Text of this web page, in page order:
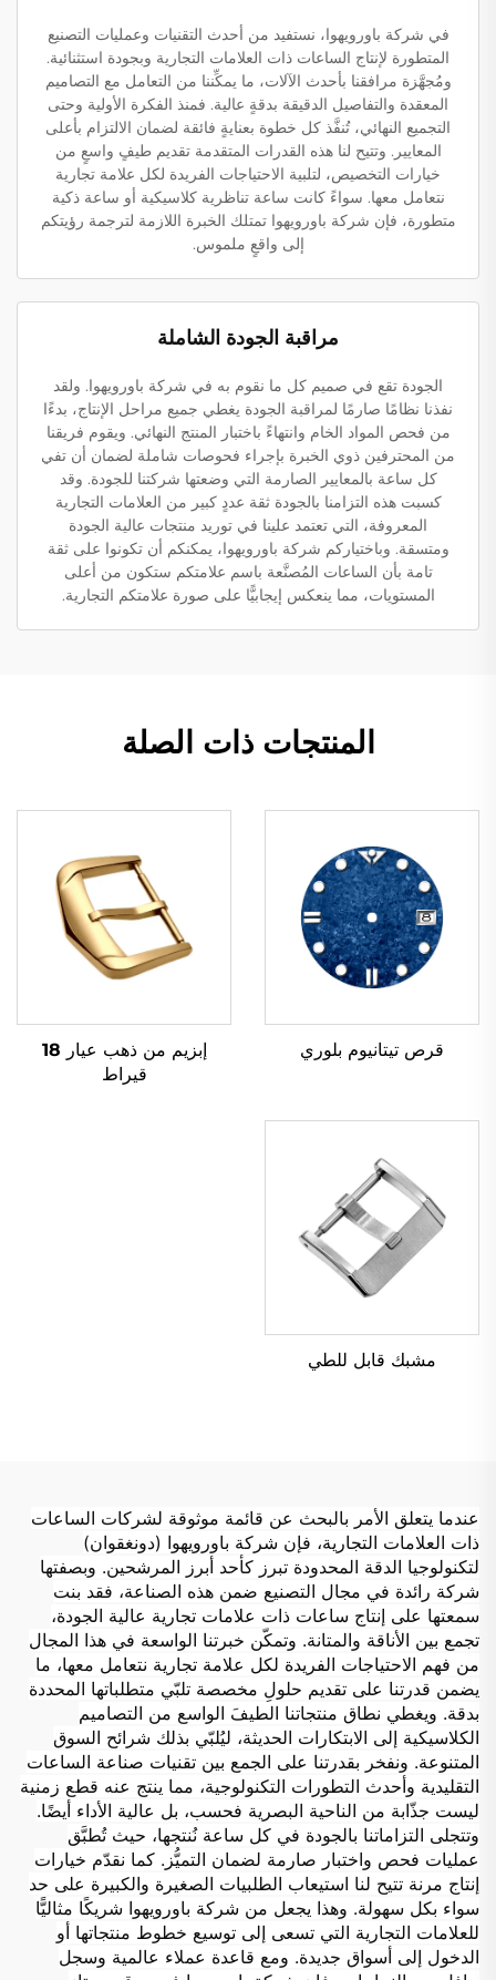
في شركة باورويهوا، نستفيد من أحدث التقنيات وعمليات التصنيع
المتطورة لإنتاج الساعات ذات العلامات التجارية وبجودة استثنائية.
ومُجهَّزة مرافقنا بأحدث الآلات، ما يمكِّننا من التعامل مع التصاميم
المعقدة والتفاصيل الدقيقة بدقةٍ عالية. فمنذ الفكرة الأولية وحتى
التجميع النهائي، تُنفَّذ كل خطوة بعنايةٍ فائقة لضمان الالتزام بأعلى
المعايير. وتتيح لنا هذه القدرات المتقدمة تقديم طيفٍ واسعٍ من
خيارات التخصيص، لتلبية الاحتياجات الفريدة لكل علامة تجارية
نتعامل معها. سواءً كانت ساعة تناظرية كلاسيكية أو ساعة ذكية
متطورة، فإن شركة باورويهوا تمتلك الخبرة اللازمة لترجمة رؤيتكم
إلى واقعٍ ملموس.
مراقبة الجودة الشاملة
الجودة تقع في صميم كل ما نقوم به في شركة باورويهوا. ولقد
نفذنا نظامًا صارمًا لمراقبة الجودة يغطي جميع مراحل الإنتاج، بدءًا
من فحص المواد الخام وانتهاءً باختبار المنتج النهائي. ويقوم فريقنا
من المحترفين ذوي الخبرة بإجراء فحوصات شاملة لضمان أن تفي
كل ساعة بالمعايير الصارمة التي وضعتها شركتنا للجودة. وقد
كسبت هذه التزامنا بالجودة ثقة عددٍ كبير من العلامات التجارية
المعروفة، التي تعتمد علينا في توريد منتجات عالية الجودة
ومتسقة. وباختياركم شركة باورويهوا، يمكنكم أن تكونوا على ثقة
تامة بأن الساعات المُصنَّعة باسم علامتكم ستكون من أعلى
المستويات، مما ينعكس إيجابيًّا على صورة علامتكم التجارية.
المنتجات ذات الصلة
قرص تيتانيوم بلوري
إبزيم من ذهب عيار 18
قيراط
مشبك قابل للطي
عندما يتعلق الأمر بالبحث عن قائمة موثوقة لشركات الساعات
ذات العلامات التجارية، فإن شركة باورويهوا (دونغقوان)
لتكنولوجيا الدقة المحدودة تبرز كأحد أبرز المرشحين. وبصفتها
شركة رائدة في مجال التصنيع ضمن هذه الصناعة، فقد بنت
سمعتها على إنتاج ساعات ذات علامات تجارية عالية الجودة،
تجمع بين الأناقة والمتانة. وتمكّن خبرتنا الواسعة في هذا المجال
من فهم الاحتياجات الفريدة لكل علامة تجارية نتعامل معها، ما
يضمن قدرتنا على تقديم حلولٍ مخصصة تلبّي متطلباتها المحددة
بدقة. ويغطي نطاق منتجاتنا الطيفَ الواسع من التصاميم
الكلاسيكية إلى الابتكارات الحديثة، ليُلبّي بذلك شرائح السوق
المتنوعة. ونفخر بقدرتنا على الجمع بين تقنيات صناعة الساعات
التقليدية وأحدث التطورات التكنولوجية، مما ينتج عنه قطع زمنية
ليست جذّابة من الناحية البصرية فحسب، بل عالية الأداء أيضًا.
وتتجلى التزاماتنا بالجودة في كل ساعة نُنتجها، حيث تُطبَّق
عمليات فحص واختبار صارمة لضمان التميُّز. كما نقدّم خيارات
إنتاج مرنة تتيح لنا استيعاب الطلبيات الصغيرة والكبيرة على حد
سواء بكل سهولة. وهذا يجعل من شركة باورويهوا شريكًا مثاليًّا
للعلامات التجارية التي تسعى إلى توسيع خطوط منتجاتها أو
الدخول إلى أسواق جديدة. ومع قاعدة عملاء عالمية وسجل